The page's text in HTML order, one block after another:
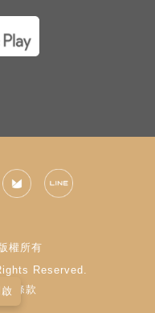
權所有
Reserved.
用條款